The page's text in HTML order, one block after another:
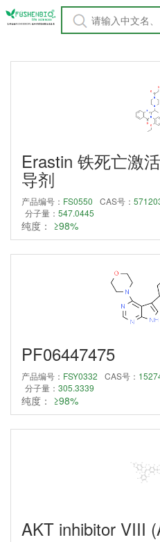
Erastin 铁死亡激
导剂
产品编号： FS0550 CAS号：
分子量： 547.0445
纯度： ≥98%
PF06447475
产品编号： FSY0332 CAS号：
分子量： 305.3339
纯度： ≥98%
AKT inhibitor VIII